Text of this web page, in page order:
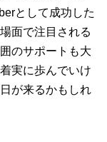
として成功した
面で注目される
のサポートも大
実に歩んでいけ
が来るかもしれ